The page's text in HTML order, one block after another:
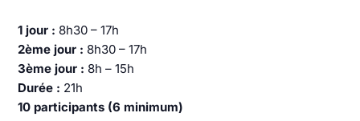
1 jour : 8h30 – 17h
2ème jour : 8h30 – 17h
3ème jour : 8h – 15h
Durée : 21h
10 participants (6 minimum)